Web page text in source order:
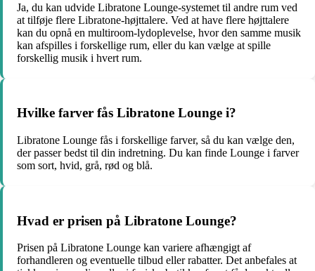
Ja, du kan udvide Libratone Lounge-systemet til andre rum ved
at tilføje flere Libratone-højttalere. Ved at have flere højttalere
kan du opnå en multiroom-lydoplevelse, hvor den samme musik
kan afspilles i forskellige rum, eller du kan vælge at spille
forskellig musik i hvert rum.
Hvilke farver fås Libratone Lounge i?
Libratone Lounge fås i forskellige farver, så du kan vælge den,
der passer bedst til din indretning. Du kan finde Lounge i farver
som sort, hvid, grå, rød og blå.
Hvad er prisen på Libratone Lounge?
Prisen på Libratone Lounge kan variere afhængigt af
forhandleren og eventuelle tilbud eller rabatter. Det anbefales at